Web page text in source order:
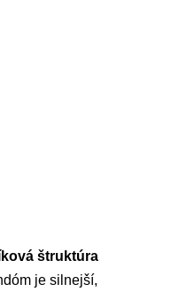
štruktúra
je silnejší,